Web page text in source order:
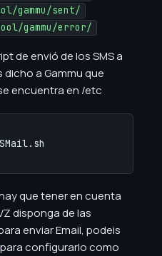
gammu/sent/
gammu/error/
de envió de los SMS a
dicho a Gammu que
encuentra en /etc
que tener en cuenta
disponga de las
enviar Email, podeis
para configurarlo como